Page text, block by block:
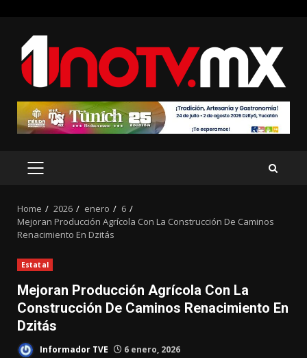
content
PRIMARY
Home 2026 enero
6
Mejoran Producción Agrícola Con La Construcción De Caminos
Renacimiento En Dzitás
Estatal
Mejoran Producción Agrícola Con La
Construcción De Caminos Renacimiento En
Dzitás
Informador TVE 6 enero, 2026